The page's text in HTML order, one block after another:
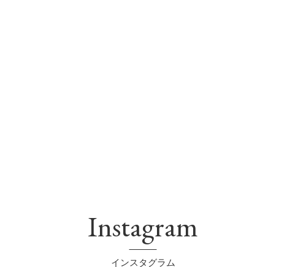
Instagram
インスタグラム